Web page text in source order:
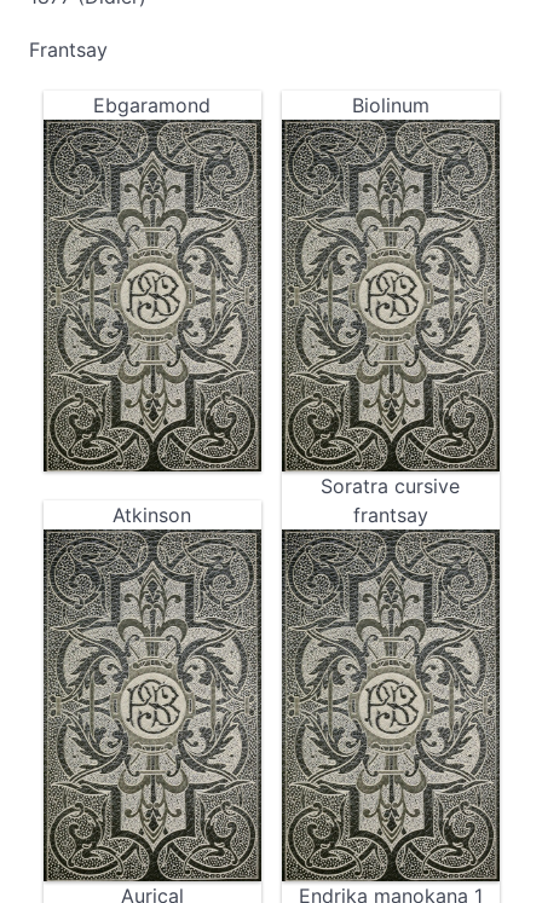
Frantsay
Ebgaramond Biolinum
Atkinson
Soratra cursive
frantsay
Aurical Endrika manokana 1